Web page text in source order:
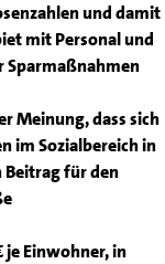
und damit
mit Personal und
Sparmaßnahmen
Meinung, dass sich
im Sozialbereich in
Beitrag für den
je Einwohner, in